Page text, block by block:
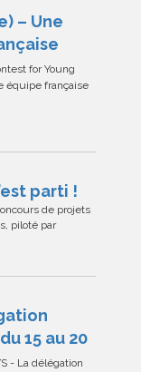
– Une
for Young
équipe française
parti !
de projets
piloté par
15 au 20
- La délégation